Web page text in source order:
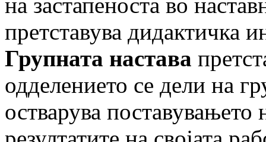
на застапеноста во
претставува дидактичка
Групната настава
одделението се дели на
остварува поставувањето